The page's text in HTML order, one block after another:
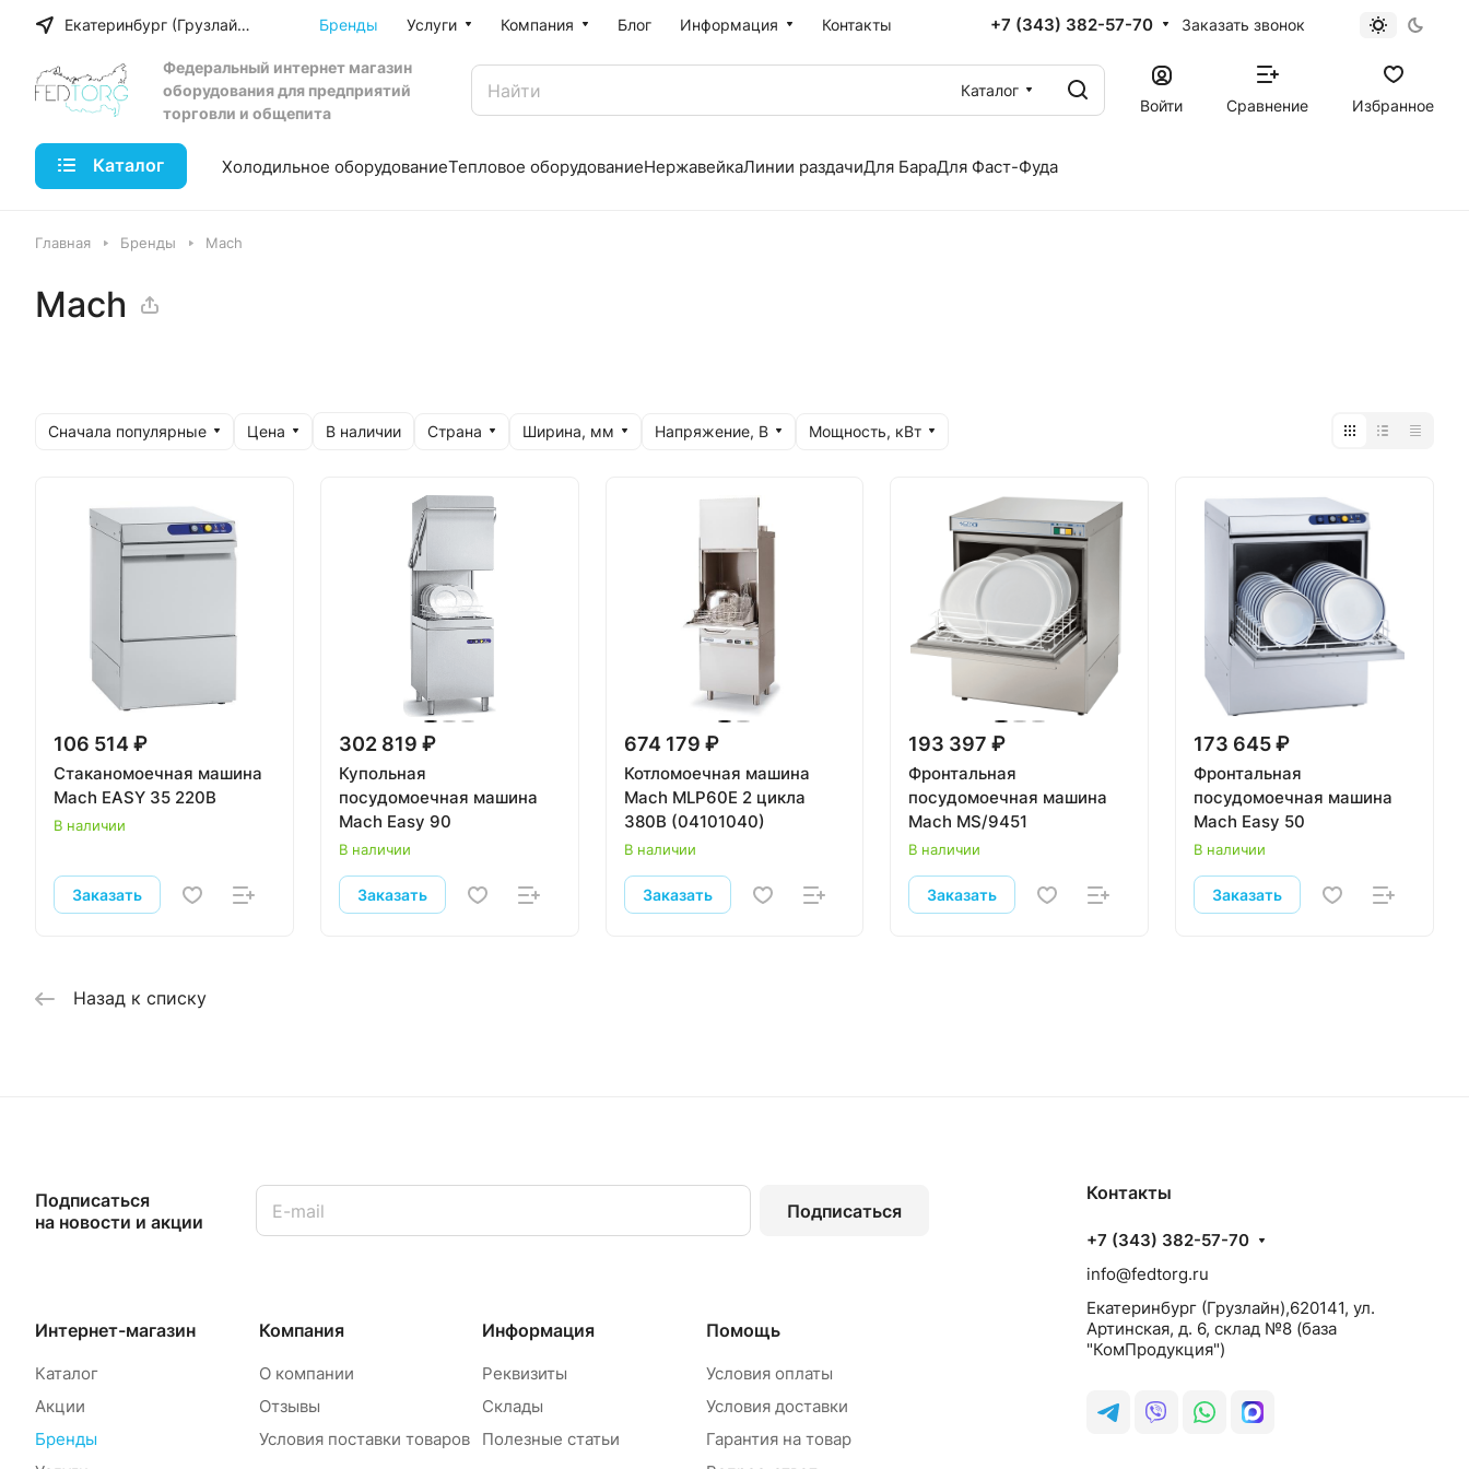
Екатеринбург (Грузлайн) Бренды Услуги Компания Блог Информация Контакты +7 (343) 382-57-70 Заказать звонок
Федеральный интернет магазин
оборудования для предприятий
торговли и общепита
Каталог
Войти
Сравнение Избранное
Каталог Холодильное оборудованиеТепловое оборудованиеНержавейкаЛинии раздачиДля БараДля Фаст-Фуда
Главная Бренды Mach
Mach
Сначала популярные Цена В наличии Страна Ширина, мм Напряжение, В Мощность, кВт
106 514 ₽
Стаканомоечная машина
Mach EASY 35 220В
В наличии
Заказать
302 819 ₽
Купольная
посудомоечная машина
Mach Easy 90
В наличии
Заказать
674 179 ₽
Котломоечная машина
Mach MLP60E 2 цикла
380В (04101040)
В наличии
Заказать
193 397 ₽
Фронтальная
посудомоечная машина
Mach MS/9451
В наличии
Заказать
173 645 ₽
Фронтальная
посудомоечная машина
Mach Easy 50
В наличии
Заказать
Назад к списку
Подписаться
на новости и акции
Подписаться
Интернет-магазин
Каталог
Акции
Бренды
Компания
О компании
Отзывы
Условия поставки товаров
Информация
Реквизиты
Склады
Полезные статьи
Помощь
Условия оплаты
Условия доставки
Гарантия на товар
Контакты
+7 (343) 382-57-70
info@fedtorg.ru
Екатеринбург (Грузлайн),620141, ул.
Артинская, д. 6, склад №8 (база
"КомПродукция")